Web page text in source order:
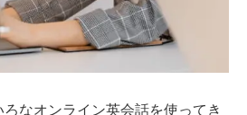
なオンライン英会話を使ってき